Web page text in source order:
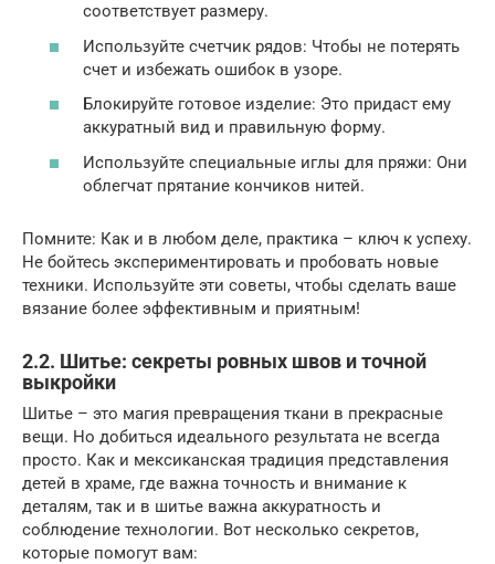
соответствует размеру.
Используйте счетчик рядов: Чтобы не потерять
счет и избежать ошибок в узоре.
Блокируйте готовое изделие: Это придаст ему
аккуратный вид и правильную форму.
Используйте специальные иглы для пряжи: Они
облегчат прятание кончиков нитей.
Помните: Как и в любом деле, практика – ключ к успеху.
Не бойтесь экспериментировать и пробовать новые
техники. Используйте эти советы, чтобы сделать ваше
вязание более эффективным и приятным!
2.2. Шитье: секреты ровных швов и точной
выкройки
Шитье – это магия превращения ткани в прекрасные
вещи. Но добиться идеального результата не всегда
просто. Как и мексиканская традиция представления
детей в храме, где важна точность и внимание к
деталям, так и в шитье важна аккуратность и
соблюдение технологии. Вот несколько секретов,
которые помогут вам: